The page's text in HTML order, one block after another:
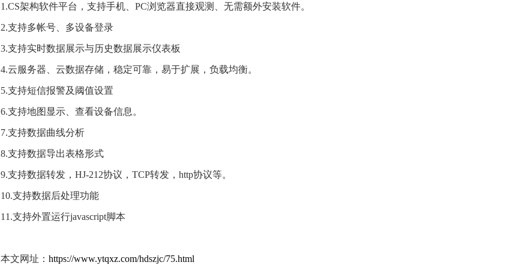
1.CS架构软件平台，支持手机、PC浏览器直接观测、无需额外安装软件。
2.支持多帐号、多设备登录
3.支持实时数据展示与历史数据展示仪表板
4.云服务器、云数据存储，稳定可靠，易于扩展，负载均衡。
5.支持短信报警及阈值设置
6.支持地图显示、查看设备信息。
7.支持数据曲线分析
8.支持数据导出表格形式
9.支持数据转发，HJ-212协议，TCP转发，http协议等。
10.支持数据后处理功能
11.支持外置运行javascript脚本
本文网址：https://www.ytqxz.com/hdszjc/75.html